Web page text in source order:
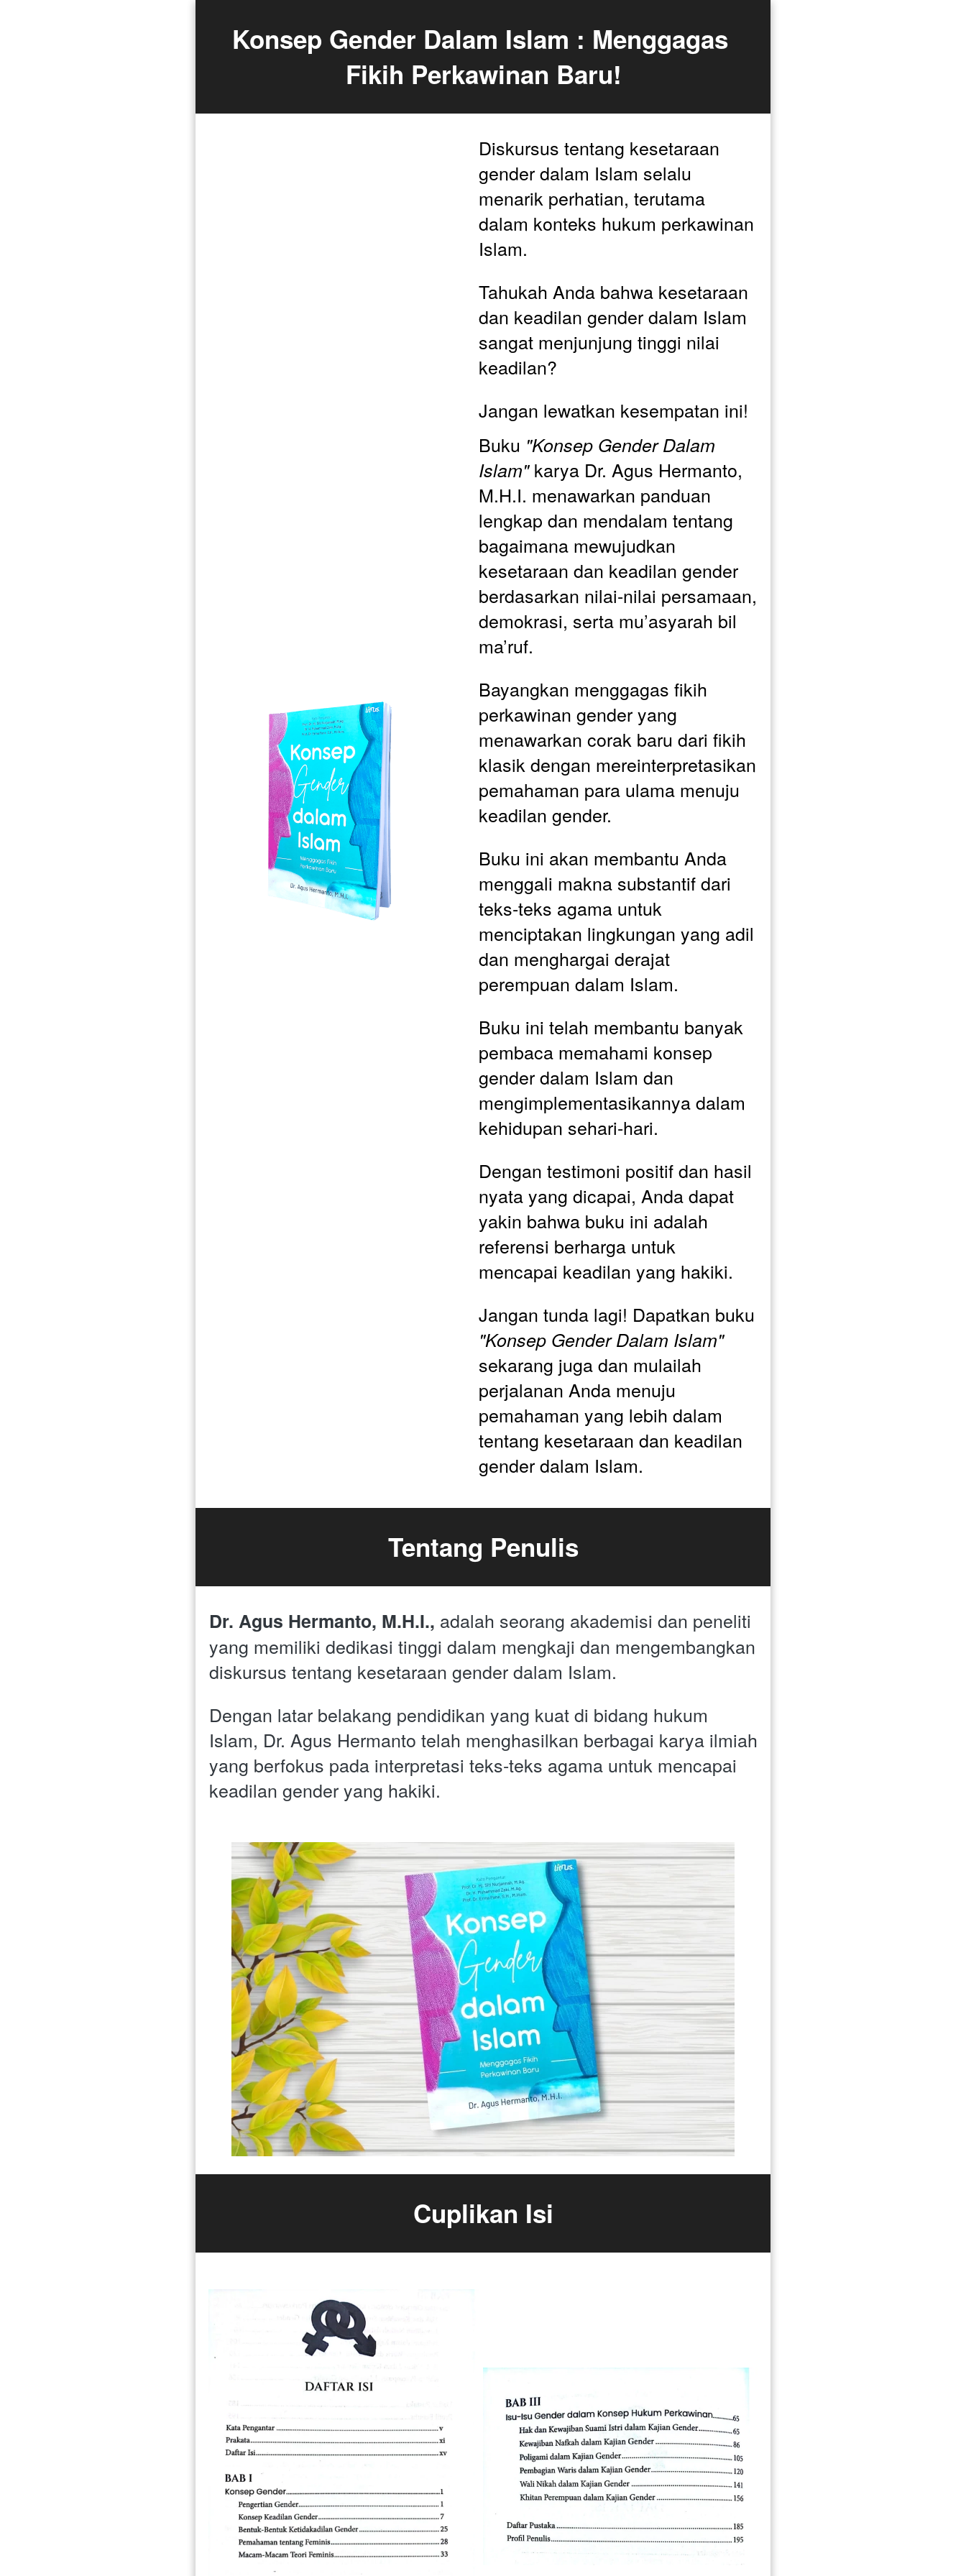
Konsep Gender Dalam Islam : Menggagas
Fikih Perkawinan Baru!
Diskursus tentang kesetaraan
gender dalam Islam selalu
menarik perhatian, terutama
dalam konteks hukum perkawinan
Islam.
Tahukah Anda bahwa kesetaraan
dan keadilan gender dalam Islam
sangat menjunjung tinggi nilai
keadilan?
Jangan lewatkan kesempatan ini!
Buku "Konsep Gender Dalam
Islam" karya Dr. Agus Hermanto,
M.H.I. menawarkan panduan
lengkap dan mendalam tentang
bagaimana mewujudkan
kesetaraan dan keadilan gender
berdasarkan nilai-nilai persamaan,
demokrasi, serta mu’asyarah bil
ma’ruf.
Bayangkan menggagas fikih
perkawinan gender yang
menawarkan corak baru dari fikih
klasik dengan mereinterpretasikan
pemahaman para ulama menuju
keadilan gender.
Buku ini akan membantu Anda
menggali makna substantif dari
teks-teks agama untuk
menciptakan lingkungan yang adil
dan menghargai derajat
perempuan dalam Islam.
Buku ini telah membantu banyak
pembaca memahami konsep
gender dalam Islam dan
mengimplementasikannya dalam
kehidupan sehari-hari.
Dengan testimoni positif dan hasil
nyata yang dicapai, Anda dapat
yakin bahwa buku ini adalah
referensi berharga untuk
mencapai keadilan yang hakiki.
"Konsep Gender Dalam Islam"
sekarang juga dan mulailah
perjalanan Anda menuju
pemahaman yang lebih dalam
tentang kesetaraan dan keadilan
gender dalam Islam.
Tentang Penulis
Dr. Agus Hermanto, M.H.I., adalah seorang akademisi dan peneliti
yang memiliki dedikasi tinggi dalam mengkaji dan mengembangkan
diskursus tentang kesetaraan gender dalam Islam.
Dengan latar belakang pendidikan yang kuat di bidang hukum
Islam, Dr. Agus Hermanto telah menghasilkan berbagai karya ilmiah
yang berfokus pada interpretasi teks-teks agama untuk mencapai
keadilan gender yang hakiki.
Cuplikan Isi